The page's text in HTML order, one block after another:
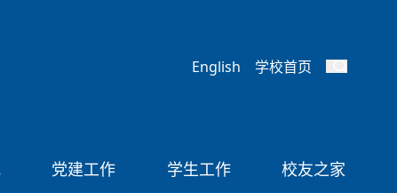
English 学校首页
党建工作 学生工作 校友之家